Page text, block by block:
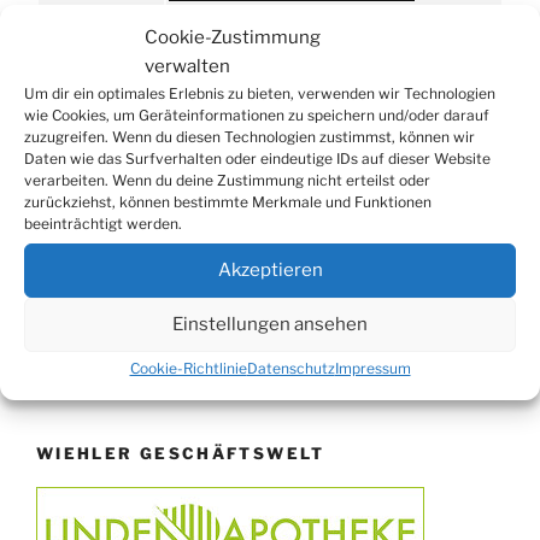
Cookie-Zustimmung
verwalten
Um dir ein optimales Erlebnis zu bieten, verwenden wir Technologien
wie Cookies, um Geräteinformationen zu speichern und/oder darauf
zuzugreifen. Wenn du diesen Technologien zustimmst, können wir
Daten wie das Surfverhalten oder eindeutige IDs auf dieser Website
verarbeiten. Wenn du deine Zustimmung nicht erteilst oder
zurückziehst, können bestimmte Merkmale und Funktionen
beeinträchtigt werden.
Akzeptieren
Einstellungen ansehen
Cookie-RichtlinieDatenschutzImpressum
Sommerfest in Helmerhausen
Beach-Volleyball-Turnier
13.09.
Wandertag
19.09.
Treckertreffen in Hengstenberg
ab 24.09.
Herbstprogramm im Burghaus
26.09.
Herbstbasar
17.10.
80er/90er–Party
Erzquell Brauerei: Halloween Party
Katharinenball in der Aula
11.11.
„DÜX“ im Burghaus
15.11.
Konzert Bielsteiner Männerchor
WIEHLER GESCHÄFTSWELT